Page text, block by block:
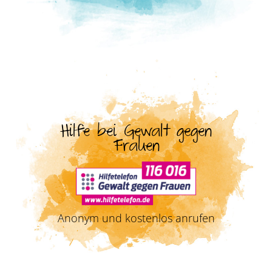
Hilfe bei Gewalt gegen
Frauen
Anonym und kostenlos anrufen